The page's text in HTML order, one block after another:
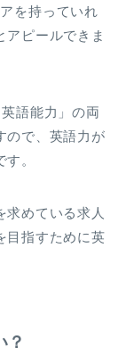
を持っていれ
アピールできま
語能力」の両
ので、英語力が
。
求めている求人
目指すために英
？